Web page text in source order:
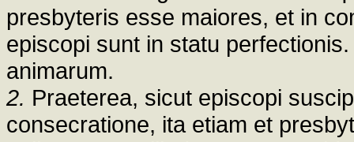
presbyteris esse maiores, et in
episcopi sunt in statu
animarum.
2. Praeterea, sicut episcopi
consecratione, ita etiam et